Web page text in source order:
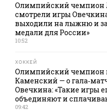
Олимпийский чемпион
смотрели игры
выходили на лыжню и
медали для России»
10:52
ХОККЕЙ
Олимпийский чемпион
Каменский — о
Овечкина: «Такие игры
объединяют и
09:42